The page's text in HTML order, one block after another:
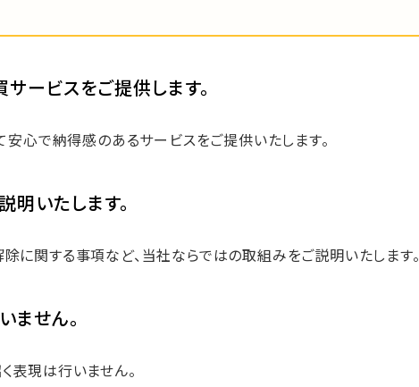
ービスをご提供します。
安心で納得感のあるサービスをご提供いたします。
いたします。
関する事項など、当社ならではの取組みをご説明いたします。
せん。
表現は行いません。